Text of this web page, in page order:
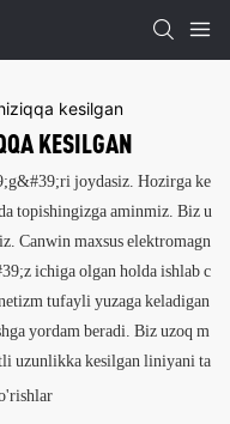
kesilgan
KESILGAN
joydasiz. Hozirga ke
topishingizga aminmiz. Biz u
Canwin maxsus elektromagn
ichiga olgan holda ishlab c
tufayli yuzaga keladigan
yordam beradi. Biz uzoq m
uzunlikka kesilgan liniyani ta